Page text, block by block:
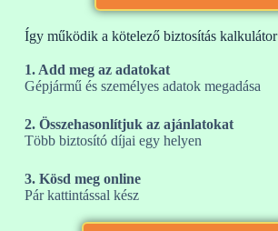
Így működik a kötelező biztosítás kalkulátor
1. Add meg az adatokat
Gépjármű és személyes adatok megadása
2. Összehasonlítjuk az ajánlatokat
Több biztosító díjai egy helyen
3. Kösd meg online
Pár kattintással kész